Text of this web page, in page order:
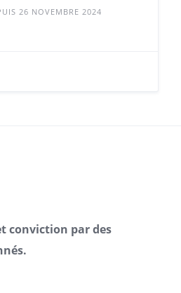
26 NOVEMBRE 2024
conviction par des